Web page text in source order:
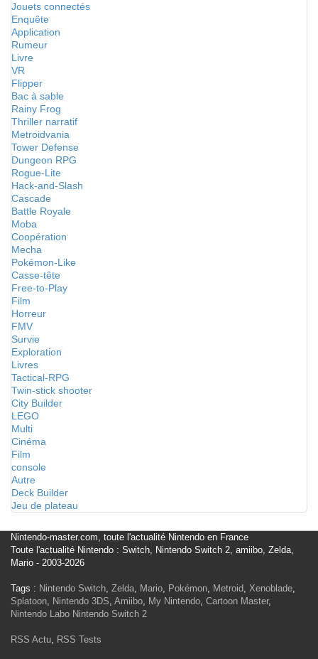
Jouets connectés
Enquête
Application
Rumeur
Livre
VR
Flipper
Bac à sable
Rainy Frog
Thriller narratif
Metroidvania
Tower Defense
Dungeon RPG
Rogue-Lite
Hack-and-Slash
Cascade
Battle Royale
Moba
Coopération
Mecha
Pokémon-Like
Casse-tête
Free-to-Play
Film
Horreur
FMV
Survie
Exploration
Livres
Tactical-RPG
Twin-stick shooter
City Builder
LEGO
Multi
Cinéma
Film
console
Autre
Deck Builder
Jeu de plateau
Nintendo-master.com, toute l'actualité Nintendo en France
Toute l'actualité Nintendo : Switch, Nintendo Switch 2, amiibo, Zelda,
Mario - 2003-2026
Tags : Nintendo Switch, Zelda, Mario, Pokémon, Metroid, Xenoblade,
Splatoon, Nintendo 3DS, Amiibo, My Nintendo, Cartoon Master,
Nintendo Labo Nintendo Switch 2
RSS Actu, RSS Tests